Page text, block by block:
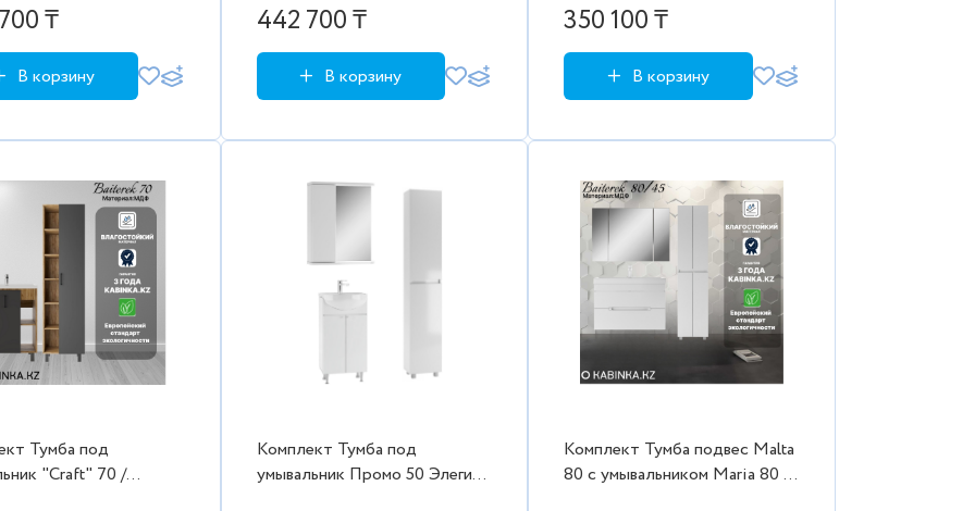
пенал 300
₸
В корзину
шкаф-зеркало, пенал 300
442 700 ₸
В корзину
зеркало, пенал 300
350 100 ₸
В корзину
Тумба под
"Craft" 70 /
Комплект Тумба под
умывальник Промо 50 Элегия
Комплект Тумба подвес Malta
80 с умывальником Maria 80 с